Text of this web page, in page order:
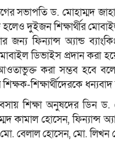
সভাপতি ড. মোহাম্মদ
হলেও দুইজন শিক্ষার্থীর
জন্য ফিন্যান্স অ্যান্ড
ডিভাইস প্রদান করা
করা সম্ভব হবে
শিক্ষার্থীদেরকে ধন্যবাদ
শিক্ষা অনুষদের ডিন ড.
কামাল হোসেন, ফিন্যান্স
মো. বেলাল হোসেন, মো.